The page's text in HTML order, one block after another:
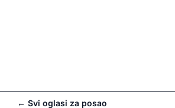
← Svi oglasi za posao